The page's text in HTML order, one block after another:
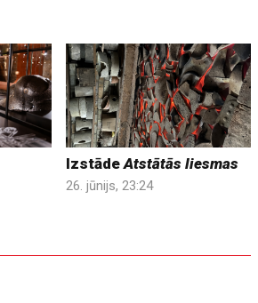
IzstādeAtstātās liesmas
26. jūnijs, 23:24